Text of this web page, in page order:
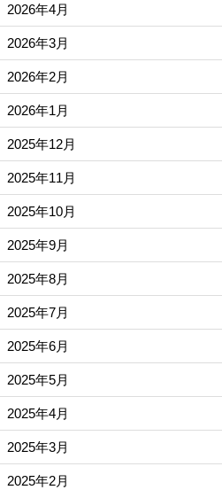
2026年4月
2026年3月
2026年2月
2026年1月
2025年12月
2025年11月
2025年10月
2025年9月
2025年8月
2025年7月
2025年6月
2025年5月
2025年4月
2025年3月
2025年2月